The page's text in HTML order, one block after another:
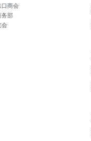
商会
务部
会